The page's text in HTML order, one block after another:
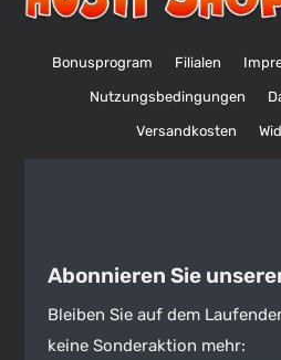
Bonusprogram Filialen
Nutzungsbedingungen
Versandkosten
Abonnieren Sie
Bleiben Sie auf dem
keine Sonderaktion mehr: